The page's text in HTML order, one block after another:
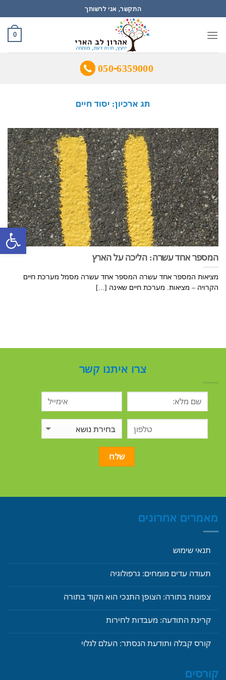
פתח
to
content
התקשר, אני לרשותך
0
050-6359000
תג ארכיון: יסוד חיים
המספר אחד עשרה: הליכה על הארץ
מציאות המספר אחד עשרה המספר אחד עשרה מסמל מערכת חיים
הקרויה – מציאות. מערכת חיים שאינה [...]
צרו איתנו קשר
מאמרים אחרונים
תנאי שימוש
תעודה עדים מומחים: גרפולוגיה
צפונות בתורה: הצופן התנכי הוא הקוד בתורה
קרינת התודעה: מעבדות לחירות
קורס קבלה ותודעת הנסתר: העלם לגלוי
קורסים